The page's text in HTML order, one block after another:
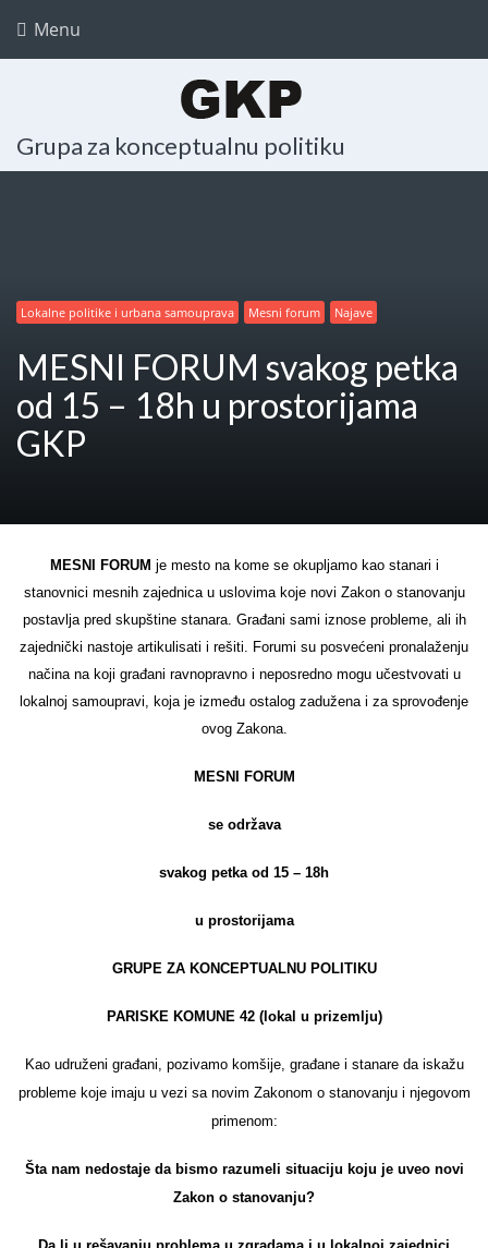
Menu
Grupa za konceptualnu politiku
Lokalne politike i urbana samouprava Mesni forum Najave
MESNI FORUM svakog petka
od 15 – 18h u prostorijama
GKP
MESNI FORUM je mesto na kome se okupljamo kao stanari i
stanovnici mesnih zajednica u uslovima koje novi Zakon o stanovanju
postavlja pred skupštine stanara. Građani sami iznose probleme, ali ih
zajednički nastoje artikulisati i rešiti. Forumi su posvećeni pronalaženju
načina na koji građani ravnopravno i neposredno mogu učestvovati u
lokalnoj samoupravi, koja je između ostalog zadužena i za sprovođenje
ovog Zakona.
MESNI FORUM
se održava
svakog petka od 15 – 18h
u prostorijama
GRUPE ZA KONCEPTUALNU POLITIKU
PARISKE KOMUNE 42 (lokal u prizemlju)
Kao udruženi građani, pozivamo komšije, građane i stanare da iskažu
probleme koje imaju u vezi sa novim Zakonom o stanovanju i njegovom
primenom:
Šta nam nedostaje da bismo razumeli situaciju koju je uveo novi
Zakon o stanovanju?